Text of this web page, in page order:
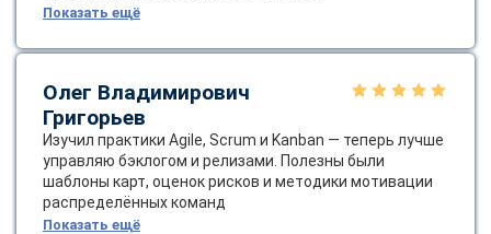
Показать ещё
Олег Владимирович
Григорьев
Изучил практики Agile, Scrum и Kanban — теперь лучше
управляю бэклогом и релизами. Полезны были
шаблоны карт, оценок рисков и методики мотивации
распределённых команд
Показать ещё